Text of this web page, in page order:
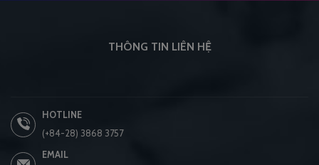
THÔNG TIN LIÊN HỆ
HOTLINE
(+84-28) 3868 3757
EMAIL